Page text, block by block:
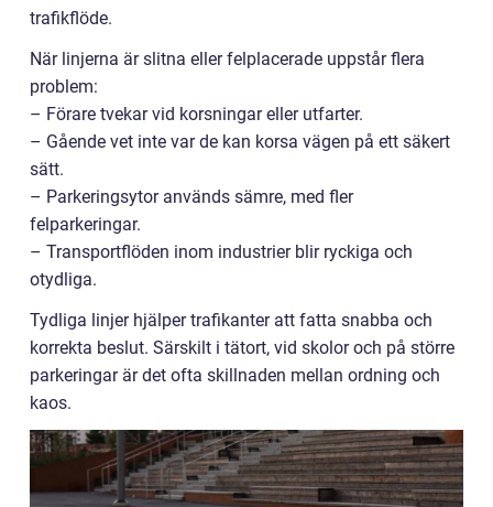
trafikflöde.
När linjerna är slitna eller felplacerade uppstår flera
problem:
– Förare tvekar vid korsningar eller utfarter.
– Gående vet inte var de kan korsa vägen på ett säkert
sätt.
– Parkeringsytor används sämre, med fler
felparkeringar.
– Transportflöden inom industrier blir ryckiga och
otydliga.
Tydliga linjer hjälper trafikanter att fatta snabba och
korrekta beslut. Särskilt i tätort, vid skolor och på större
parkeringar är det ofta skillnaden mellan ordning och
kaos.